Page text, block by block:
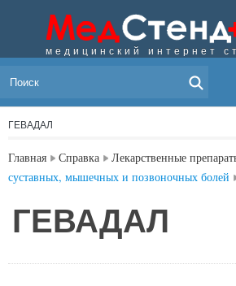
медицинский интернет
ГЕВАДАЛ
Главная Справка Лекарственные
суставных, мышечных и позвоночных болей
ГЕВАДАЛ